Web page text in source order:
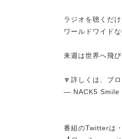
ラジオを聴くだ
ワールドワイド
来週は世界へ飛
🔽詳しくは、ブ
— NACK5 Smile
番組のTwitterは